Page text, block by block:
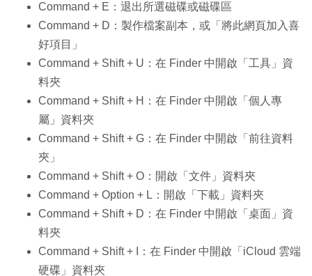
Command + E：退出所選磁碟或磁碟區
Command + D：製作檔案副本，或「將此網頁加入喜
好項目」
Command + Shift + U：在 Finder 中開啟「工具」資
料夾
Command + Shift + H：在 Finder 中開啟「個人專
屬」資料夾
Command + Shift + G：在 Finder 中開啟「前往資料
夾」
Command + Shift + O：開啟「文件」資料夾
Command + Option + L：開啟「下載」資料夾
Command + Shift + D：在 Finder 中開啟「桌面」資
料夾
Command + Shift + I：在 Finder 中開啟「iCloud 雲端
硬碟」資料夾